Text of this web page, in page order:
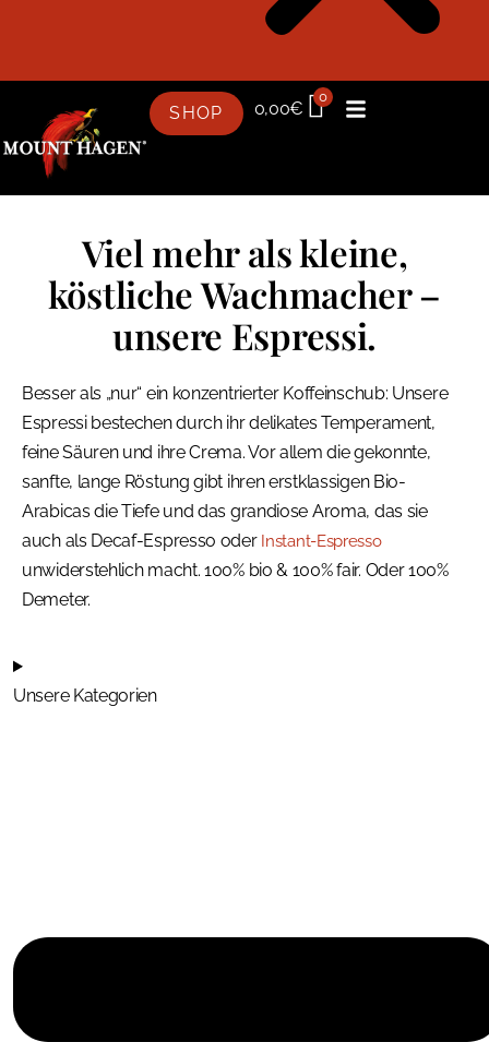
SHOP 0,00€
0
Viel mehr als kleine,
köstliche Wachmacher –
unsere Espressi.
Besser als „nur“ ein konzentrierter Koffeinschub: Unsere
Espressi bestechen durch ihr delikates Temperament,
feine Säuren und ihre Crema. Vor allem die gekonnte,
sanfte, lange Röstung gibt ihren erstklassigen Bio-
Arabicas die Tiefe und das grandiose Aroma, das sie
auch als Decaf-Espresso oder Instant-Espresso
unwiderstehlich macht. 100% bio & 100% fair. Oder 100%
Demeter.
Unsere Kategorien